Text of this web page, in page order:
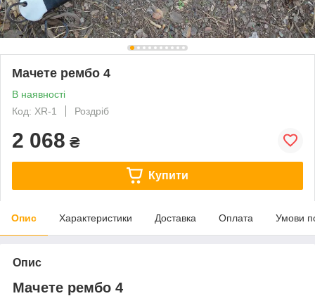
Мачете рембо 4
В наявності
Код: XR-1
Роздріб
2 068 ₴
Купити
Опис Характеристики Доставка Оплата Умови
Опис
Мачете рембо 4